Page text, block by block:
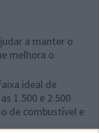
a manter o
melhora o
ideal de
1.500 e 2.500
de combustível e